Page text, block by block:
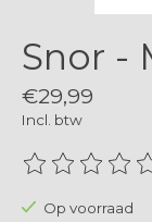
Snor -
€29,99
Incl. btw
De
Op voorraad